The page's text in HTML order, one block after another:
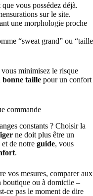
vous possédez déjà.
sur le site.
une morphologie proche
“sweat grand” ou “taille
minimisez le risque
bonne taille pour un confort
commande
constants ? Choisir la
ne doit plus être un
et de notre guide, vous
.
vos mesures, comparer aux
boutique ou à domicile –
ce pas le moment de dire